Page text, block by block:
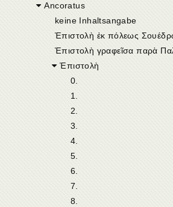
Ancoratus
keine Inhaltsangabe
Ἐπιστολὴ ἐκ πόλεως
Ἐπιστολὴ γραφεῖσα παρὰ
Ἐπιστολὴ
0.
1.
2.
3.
4.
5.
6.
7.
8.